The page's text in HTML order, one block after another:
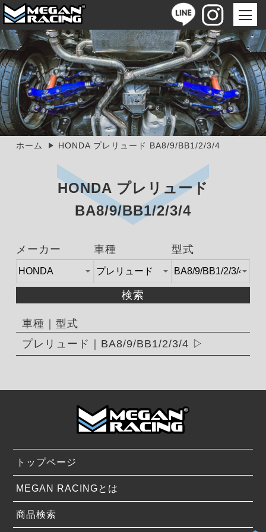
ホーム HONDA プレリュード BA8/9/BB1/2/3/4
HONDA プレリュード
BA8/9/BB1/2/3/4
メーカー 車種 型式
検索
車種｜型式
プレリュード｜BA8/9/BB1/2/3/4
トップページ
MEGAN RACINGとは
商品検索